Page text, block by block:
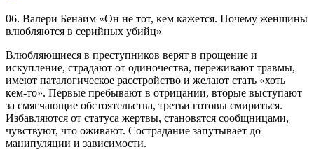
06. Валери Бенаим «Он не тот, кем кажется. Почему женщины
влюбляются в серийных убийц»
Влюбляющиеся в преступников верят в прощение и
искупление, страдают от одиночества, переживают травмы,
имеют паталогическое расстройство и желают стать «хоть
кем-то». Первые пребывают в отрицании, вторые выступают
за смягчающие обстоятельства, третьи готовы смириться.
Избавляются от статуса жертвы, становятся сообщницами,
чувствуют, что оживают. Сострадание запутывает до
манипуляции и зависимости.